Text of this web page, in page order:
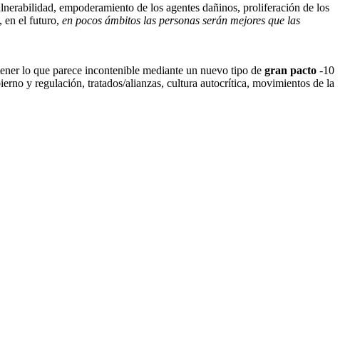
empoderamiento de los agentes dañinos, proliferación de los
en el futuro, en pocos ámbitos las personas serán mejores que las
lo que parece incontenible mediante un nuevo tipo de gran pacto -10
y regulación, tratados/alianzas, cultura autocrítica, movimientos de la